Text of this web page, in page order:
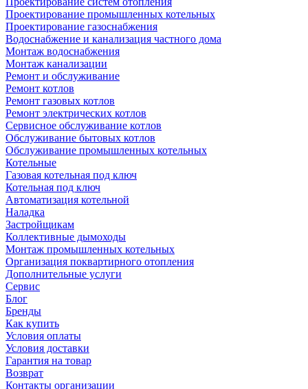
Проектирование промышленных котельных
Проектирование газоснабжения
Водоснабжение и канализация частного дома
Монтаж водоснабжения
Монтаж канализации
Ремонт и обслуживание
Ремонт котлов
Ремонт газовых котлов
Ремонт электрических котлов
Сервисное обслуживание котлов
Обслуживание бытовых котлов
Обслуживание промышленных котельных
Котельные
Газовая котельная под ключ
Котельная под ключ
Автоматизация котельной
Наладка
Застройщикам
Коллективные дымоходы
Монтаж промышленных котельных
Организация поквартирного отопления
Дополнительные услуги
Сервис
Блог
Бренды
Как купить
Условия оплаты
Условия доставки
Гарантия на товар
Возврат
Контакты организации